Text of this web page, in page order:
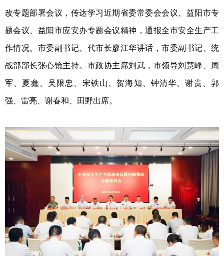
改专题部署会议，传达学习近期省委常委会会议、益阳市专
题会议、益阳市应安办专题会议精神，通报全市安全生产工
作情况。市委副书记、代市长廖江华讲话，市委副书记、统
战部部长张心镜主持。市政协主席刘武，市领导刘慧峰、周
军、夏鑫、吴限忠、宋铁山、贺海知、钟清华、谢贵、郭
强、雷亮、谢春和、田野出席。